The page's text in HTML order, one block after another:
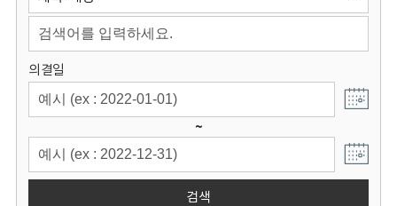
회
의결일
~
검색